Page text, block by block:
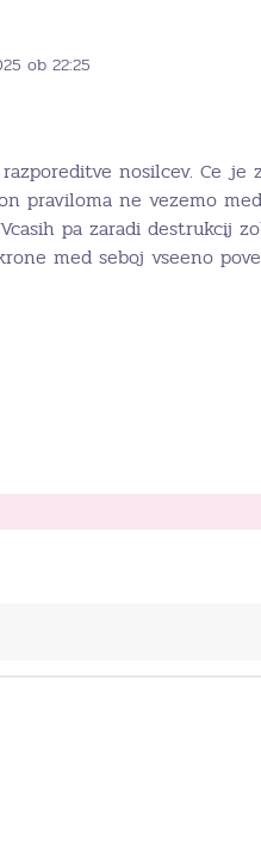
ob 22:25
nosilcev. Ce je
praviloma ne vezemo
pa zaradi destrukcij
med seboj vseeno